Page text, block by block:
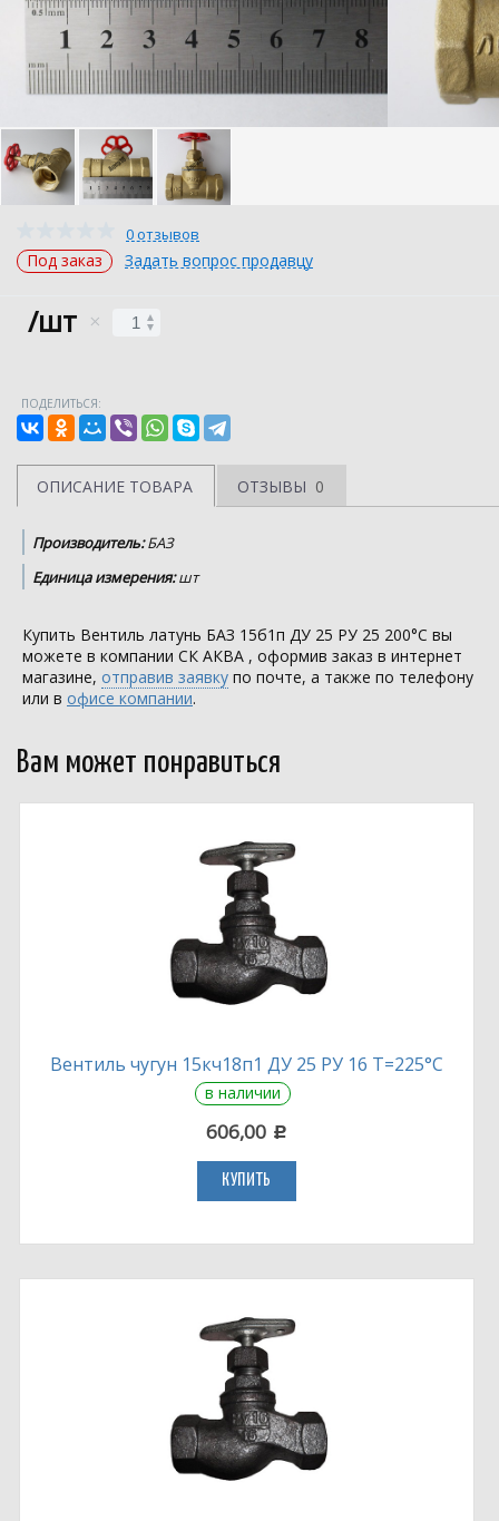
0 отзывов
Под заказ Задать вопрос продавцу
/шт
ПОДЕЛИТЬСЯ:
ОПИСАНИЕ ТОВАРА ОТЗЫВЫ 0
Производитель:БАЗ
Единица измерения:шт
Купить Вентиль латунь БАЗ 15б1п ДУ 25 РУ 25 200°С вы
можете в компании СК АКВА , оформив заказ в интернет
магазине, отправив заявку по почте, а также по телефону
или в офисе компании.
Вам может понравиться
Вентиль чугун 15кч18п1 ДУ 25 РУ 16 Т=225°С
в наличии
606,00 c
КУПИТЬ